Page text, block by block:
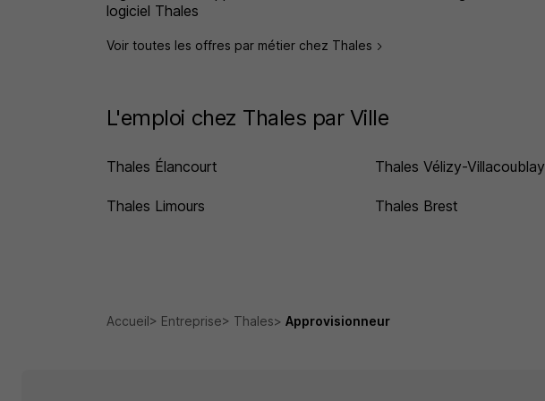
logiciel Thales
Voir toutes les offres par métier chez Thales
L'emploi chez Thales par Ville
Thales Élancourt Thales Vélizy-Villacoublay
Thales Limours Thales Brest
Accueil Entreprise Thales Approvisionneur